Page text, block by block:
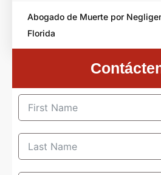
Abogado de Muerte por
Florida